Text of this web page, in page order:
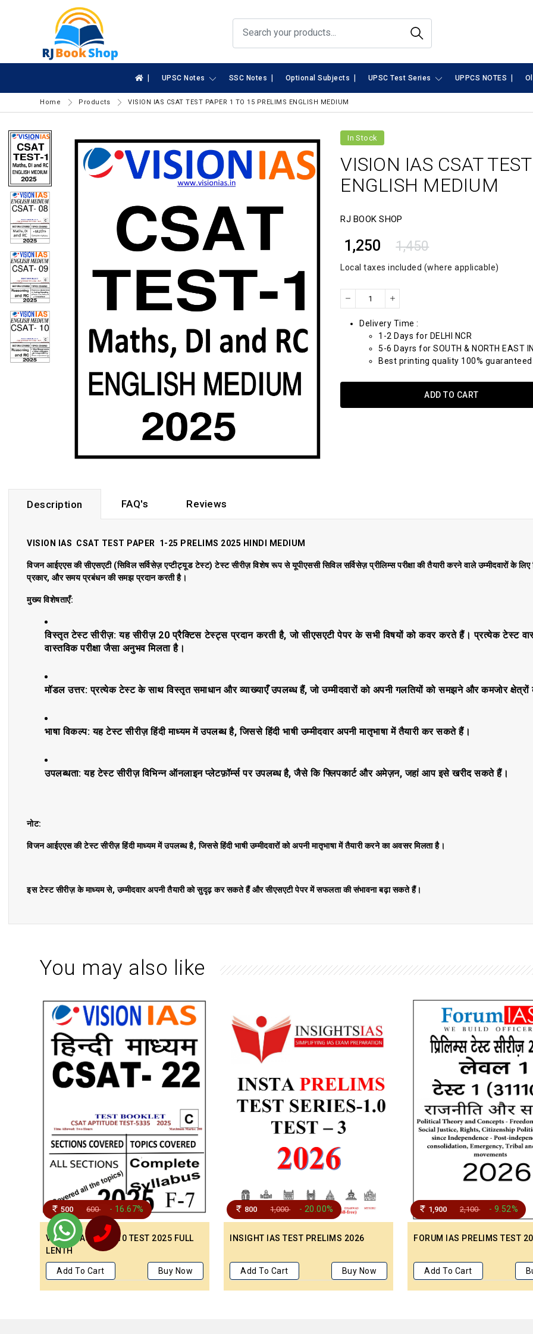
UPSC Notes SSC Notes Optional Subjects UPSC Test Series UPPCS NOTES
Home Products VISION IAS CSAT TEST PAPER 1 TO 15 PRELIMS ENGLISH MEDIUM
In Stock
VISION IAS CSAT
ENGLISH MEDIUM
RJ BOOK SHOP
₹ 1,250 1,450
Local taxes included (where applicable)
Delivery Time :
1-2 Days for DELHI NCR
5-6 Dayrs for SOUTH & NORTH EAST
Best printing quality 100% guaranteed
ADD TO CART
Description FAQ's Reviews
VISION IAS CSAT TEST PAPER 1-25 PRELIMS 2025 HINDI MEDIUM
विजन आईएएस की सीएसएटी (सिविल सर्विसेज़ एप्टीट्यूड टेस्ट) टेस्ट सीरीज़ विशेष रूप से यूपीएससी सिविल सर्विसेज़ प्रीलिम्स परीक्षा की तैयारी करने वाले उम्मीदवारों के
प्रकार, और समय प्रबंधन की समझ प्रदान करती है।
मुख्य विशेषताएँ:
विस्तृत टेस्ट सीरीज़: यह सीरीज़ 20 प्रैक्टिस टेस्ट्स प्रदान करती है, जो सीएसएटी पेपर के सभी विषयों को कवर करते हैं। प्रत्येक टेस्ट
वास्तविक परीक्षा जैसा अनुभव मिलता है।
मॉडल उत्तर: प्रत्येक टेस्ट के साथ विस्तृत समाधान और व्याख्याएँ उपलब्ध हैं, जो उम्मीदवारों को अपनी गलतियों को समझने और कमजोर
भाषा विकल्प: यह टेस्ट सीरीज़ हिंदी माध्यम में उपलब्ध है, जिससे हिंदी भाषी उम्मीदवार अपनी मातृभाषा में तैयारी कर सकते हैं।
उपलब्धता: यह टेस्ट सीरीज़ विभिन्न ऑनलाइन प्लेटफ़ॉर्म्स पर उपलब्ध है, जैसे कि फ्लिपकार्ट और अमेज़न, जहां आप इसे खरीद सकते हैं।
नोट:
विजन आईएएस की टेस्ट सीरीज़ हिंदी माध्यम में उपलब्ध है, जिससे हिंदी भाषी उम्मीदवारों को अपनी मातृभाषा में तैयारी करने का अवसर मिलता है।
इस टेस्ट सीरीज़ के माध्यम से, उम्मीदवार अपनी तैयारी को सुदृढ़ कर सकते हैं और सीएसएटी पेपर में सफलता की संभावना बढ़ा सकते हैं।
You may also like
500 600 - 16.67%
VISION IAS CSAT 10 TEST 2025 FULL
LENTH
Add To Cart Buy Now
800 1,000 - 20.00%
INSIGHT IAS TEST PRELIMS 2026
Add To Cart Buy Now
1,900 2,100 - 9.52%
FORUM IAS PRELIMS TEST
Add To Cart